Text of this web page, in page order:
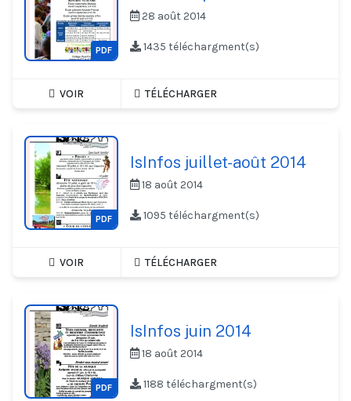
PDF
28 août 2014
1435 téléchargment(s)
VOIR TÉLÉCHARGER
PDF
IsInfos juillet-août 2014
18 août 2014
1095 téléchargment(s)
VOIR TÉLÉCHARGER
PDF
IsInfos juin 2014
18 août 2014
1188 téléchargment(s)